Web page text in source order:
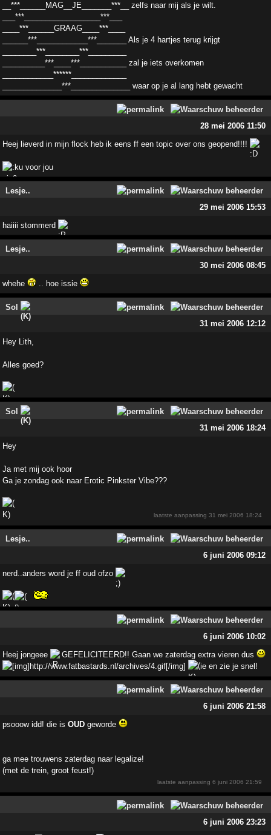
__***______MAG__JE_______***__ zelfs naar mij als je wilt.
___***__________________***___
____***______GRAAG____***____
______***____________***_______ Als je 4 hartjes terug krijgt
________***________***_________
__________***____***___________ zal je iets overkomen
____________******_____________
______________***______________ waar op je al lang hebt gewacht
28 mei 2006 11:50
Heej lieverd in mijn flock heb ik eens ff een topic over ons geopend!!!!
voor jou
Lesje..
29 mei 2006 15:53
haiiii stommerd
Lesje..
30 mei 2006 08:45
whehe .. hoe issie
Sol
31 mei 2006 12:12
Hey Lith,
Alles goed?
Sol
31 mei 2006 18:24
Hey
Ja met mij ook hoor
Ga je zondag ook naar Erotic Pinkster Vibe???
laatste aanpassing31 mei 2006 18:24
Lesje..
6 juni 2006 09:12
nerd..anders word je ff oud ofzo
6 juni 2006 10:02
Heej jongeee
GEFELICITEERD!! Gaan we zaterdag extra vieren dus
ie en zie je snel!
6 juni 2006 21:58
psooow idd! die is OUDgeworde
ga mee trouwens zaterdag naar legalize!
(met de trein, groot feust!)
laatste aanpassing6 juni 2006 21:59
6 juni 2006 23:23